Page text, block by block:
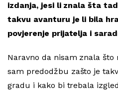
izdanja, jesi li znala šta
takvu avanturu je li bila
povjerenje prijatelja i
Naravno da nisam znala
sam predodžbu zašto je
gradu i kako bi trebala